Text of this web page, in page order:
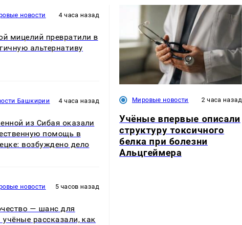
новости 4 часа назад
мицелий превратили в
альтернативу
Башкирии 4 часа назад
из Сибая оказали
помощь в
возбуждено дело
новости 5 часов назад
— шанс для
учёные рассказали, как
Мировые новости 2 часа назад
Учёные впервые описали
структуру токсичного
белка при болезни
Альцгеймера